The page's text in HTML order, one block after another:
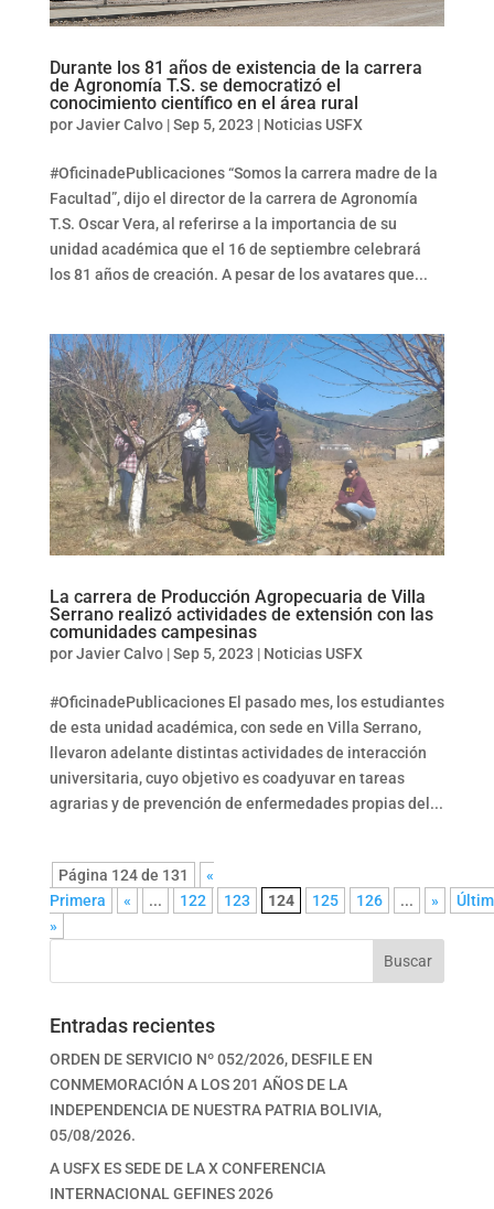
Durante los 81 años de existencia de la carrera
de Agronomía T.S. se democratizó el
conocimiento científico en el área rural
porJavier Calvo|Sep 5, 2023 | Noticias USFX
#OficinadePublicaciones “Somos la carrera madre de la
Facultad”, dijo el director de la carrera de Agronomía
T.S. Oscar Vera, al referirse a la importancia de su
unidad académica que el 16 de septiembre celebrará
los 81 años de creación. A pesar de los avatares que...
La carrera de Producción Agropecuaria de Villa
Serrano realizó actividades de extensión con las
comunidades campesinas
porJavier Calvo|Sep 5, 2023 | Noticias USFX
#OficinadePublicaciones El pasado mes, los estudiantes
de esta unidad académica, con sede en Villa Serrano,
llevaron adelante distintas actividades de interacción
universitaria, cuyo objetivo es coadyuvar en tareas
agrarias y de prevención de enfermedades propias del...
Página 124 de 131
«
Primera
« ... 122 123 124 125 126 ... »
»
Buscar
Entradas recientes
ORDEN DE SERVICIO Nº 052/2026, DESFILE EN
CONMEMORACIÓN A LOS 201 AÑOS DE LA
INDEPENDENCIA DE NUESTRA PATRIA BOLIVIA,
05/08/2026.
A USFX ES SEDE DE LA X CONFERENCIA
INTERNACIONAL GEFINES 2026